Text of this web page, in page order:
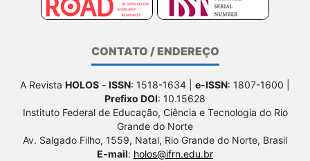
CONTATO / ENDEREÇO
A Revista HOLOS - ISSN: 1518-1634 | e-ISSN: 1807-1600 |
Prefixo DOI: 10.15628
Instituto Federal de Educação, Ciência e Tecnologia do Rio
Grande do Norte
Av. Salgado Filho, 1559, Natal, Rio Grande do Norte, Brasil
E-mail: holos@ifrn.edu.br